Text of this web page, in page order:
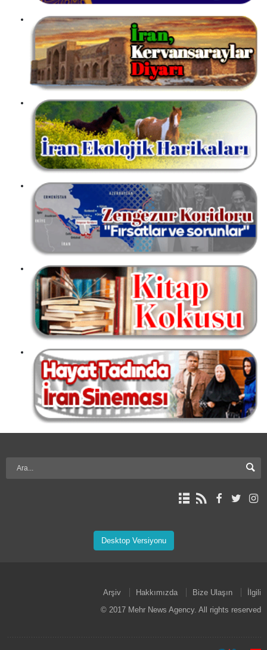
Desktop Versiyonu
Arşiv Hakkımızda Bize Ulaşın
İlgili
© 2017 Mehr News Agency. All rights reserved